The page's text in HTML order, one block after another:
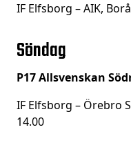
IF Elfsborg – AIK,
Söndag
P17 Allsvenskan
IF Elfsborg – Örebro
14.00